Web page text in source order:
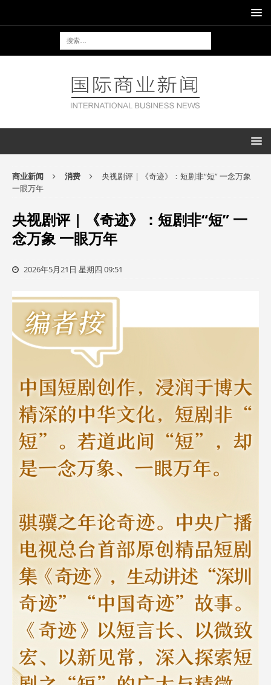
商业新闻 消费
央视剧评 | 《奇迹》：短剧非“短” 一念万象
一眼万年
央视剧评 | 《奇迹》：短剧非“短” 一
念万象 一眼万年
2026年5月21日 星期四 09:51